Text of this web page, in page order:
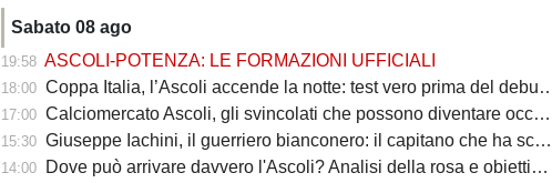
Sabato 08 ago
19:58 ASCOLI-POTENZA: LE FORMAZIONI UFFICIALI
18:00 Coppa Italia, l’Ascoli accende la notte: test vero prima del debutto al Bentegodi
17:00 Calciomercato Ascoli, gli svincolati che possono diventare occasioni last minute per il Picchio
15:30 Giuseppe Iachini, il guerriero bianconero: il capitano che ha scritto la storia dell'Ascoli da calciatore
14:00 Dove può arrivare davvero l'Ascoli? Analisi della rosa e obiettivi realistici del Picchio